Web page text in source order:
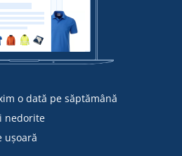
o dată pe săptămână
nedorite
ușoară